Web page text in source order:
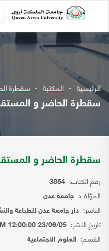
الرئيسية المكتبة سقطرة
سقطرة الحاضر و
سقطرة الحاضر و
رقم الكتاب: 3854
المؤلف: جامعة عدن
الناشر: دار جامعة عدن للطباعة
تاريخ النشر: 23/06/05 12:00:00 AM
القسم: العلوم الاجتماعية